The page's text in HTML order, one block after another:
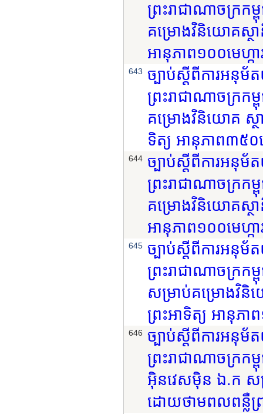
ព្រះរាជាណាចក្រ
គម្រោងវិនិយោគស្ថ
អានុភាព១០០មេហ្ក
643 ច្បាប់ស្តីពីការអនុម័
ព្រះរាជាណាចក្រក
គម្រោងវិនិយោគ ស្
ទិត្យ អានុភាព៣៥០
644 ច្បាប់ស្តីពីការអនុម័
ព្រះរាជាណាចក្រ
គម្រោងវិនិយោគស្ថ
អានុភាព១០០មេហ្ក
645 ច្បាប់ស្តីពីការអនុម័
ព្រះរាជាណាចក្រ
សម្រាប់គម្រោងវិ
ព្រះអាទិត្យ អានុភាព
646 ច្បាប់ស្តីពីការអនុម័
ព្រះរាជាណាចក្រ
អ៊ិនវេសម៉ិន ឯ.ក ស
ដោយថាមពលពន្លឺព្រ